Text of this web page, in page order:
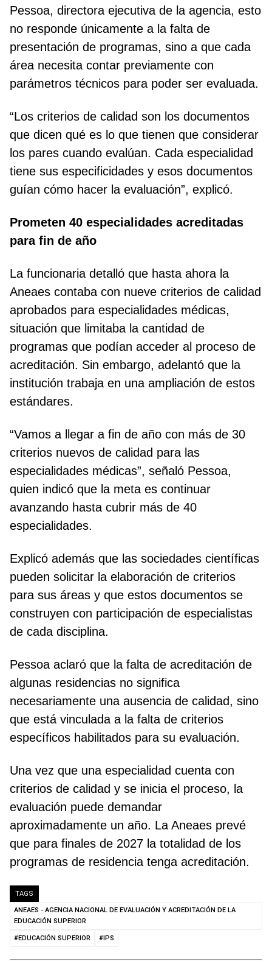
Pessoa, directora ejecutiva de la agencia, esto
no responde únicamente a la falta de
presentación de programas, sino a que cada
área necesita contar previamente con
parámetros técnicos para poder ser evaluada.
“Los criterios de calidad son los documentos
que dicen qué es lo que tienen que considerar
los pares cuando evalúan. Cada especialidad
tiene sus especificidades y esos documentos
guían cómo hacer la evaluación”, explicó.
Prometen 40 especialidades acreditadas
para fin de año
La funcionaria detalló que hasta ahora la
Aneaes contaba con nueve criterios de calidad
aprobados para especialidades médicas,
situación que limitaba la cantidad de
programas que podían acceder al proceso de
acreditación. Sin embargo, adelantó que la
institución trabaja en una ampliación de estos
estándares.
“Vamos a llegar a fin de año con más de 30
criterios nuevos de calidad para las
especialidades médicas”, señaló Pessoa,
quien indicó que la meta es continuar
avanzando hasta cubrir más de 40
especialidades.
Explicó además que las sociedades científicas
pueden solicitar la elaboración de criterios
para sus áreas y que estos documentos se
construyen con participación de especialistas
de cada disciplina.
Pessoa aclaró que la falta de acreditación de
algunas residencias no significa
necesariamente una ausencia de calidad, sino
que está vinculada a la falta de criterios
específicos habilitados para su evaluación.
Una vez que una especialidad cuenta con
criterios de calidad y se inicia el proceso, la
evaluación puede demandar
aproximadamente un año. La Aneaes prevé
que para finales de 2027 la totalidad de los
programas de residencia tenga acreditación.
TAGS
ANEAES - AGENCIA NACIONAL DE EVALUACIÓN Y ACREDITACIÓN DE LA
EDUCACIÓN SUPERIOR
#EDUCACIÓN SUPERIOR #IPS